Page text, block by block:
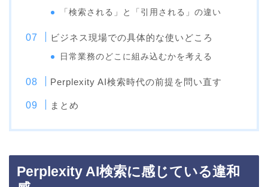
「検索される」と「引用される」の違い
ビジネス現場での具体的な使いどころ
日常業務のどこに組み込むかを考える
Perplexity AI検索時代の前提を問い直す
まとめ
Perplexity AI検索に感じている違和